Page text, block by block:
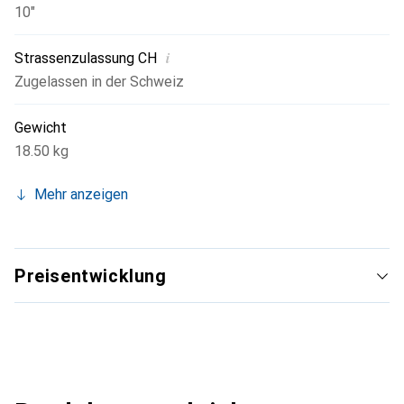
10"
Strassenzulassung CH i
Zugelassen in der Schweiz
Gewicht
18.50 kg
Mehr anzeigen
Preisentwicklung